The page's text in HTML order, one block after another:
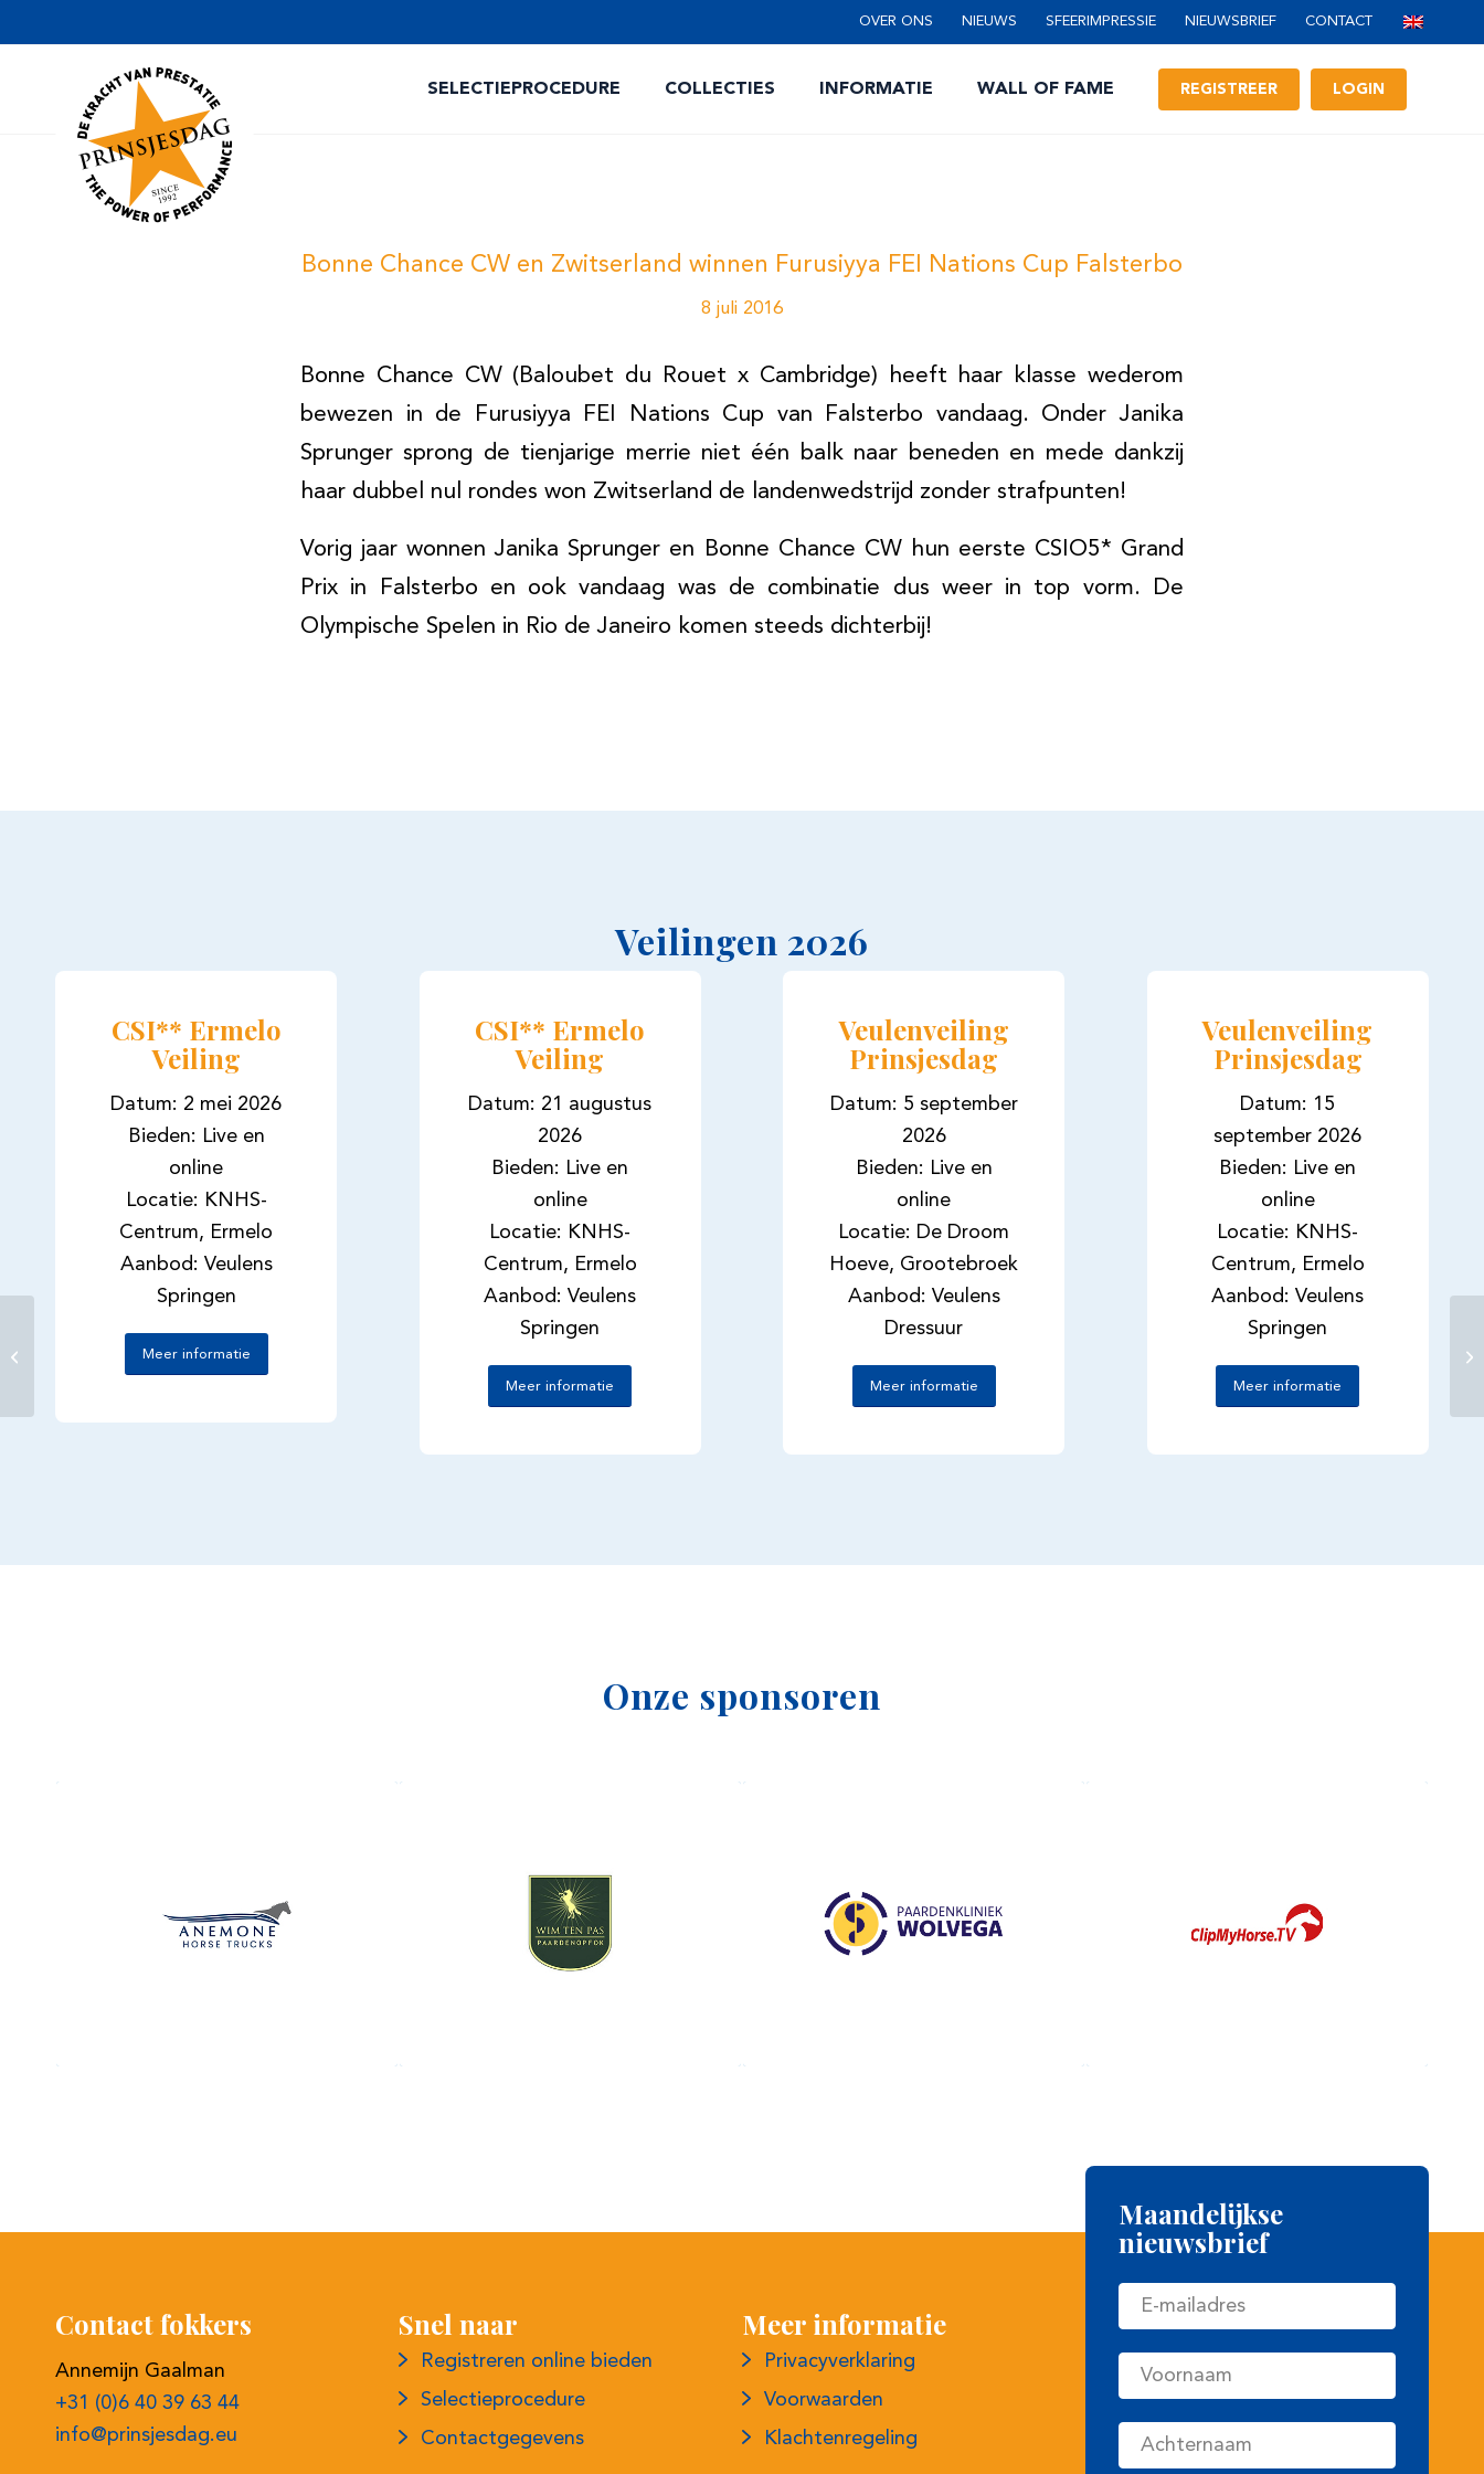
OVER ONS NIEUWS SFEERIMPRESSIE NIEUWSBRIEF CONTACT
SELECTIEPROCEDURE COLLECTIES INFORMATIE WALL OF FAME REGISTREER LOGIN
Bonne Chance CW en Zwitserland winnen Furusiyya FEI Nations Cup Falsterbo
8 juli 2016
Bonne Chance CW (Baloubet du Rouet x Cambridge) heeft haar klasse wederom
bewezen in de Furusiyya FEI Nations Cup van Falsterbo vandaag. Onder Janika
Sprunger sprong de tienjarige merrie niet één balk naar beneden en mede dankzij
haar dubbel nul rondes won Zwitserland de landenwedstrijd zonder strafpunten!
Vorig jaar wonnen Janika Sprunger en Bonne Chance CW hun eerste CSIO5* Grand
Prix in Falsterbo en ook vandaag was de combinatie dus weer in top vorm. De
Olympische Spelen in Rio de Janeiro komen steeds dichterbij!
Veilingen 2026
CSI** Ermelo
Veiling
Datum: 2 mei 2026
Bieden: Live en
online
Locatie: KNHS-
Centrum, Ermelo
Aanbod: Veulens
Springen
Meer informatie
CSI** Ermelo
Veiling
Datum: 21 augustus
2026
Bieden: Live en
online
Locatie: KNHS-
Centrum, Ermelo
Aanbod: Veulens
Springen
Meer informatie
Veulenveiling
Prinsjesdag
Datum: 5 september
2026
Bieden: Live en
online
Locatie: De Droom
Hoeve, Grootebroek
Aanbod: Veulens
Dressuur
Meer informatie
Veulenveiling
Prinsjesdag
Datum: 15
september 2026
Bieden: Live en
online
Locatie: KNHS-
Centrum, Ermelo
Aanbod: Veulens
Springen
Meer informatie
Onze sponsoren
Contact fokkers
Annemijn Gaalman
+31 (0)6 40 39 63 44
info@prinsjesdag.eu
Snel naar
Registreren online bieden
Selectieprocedure
Contactgegevens
Meer informatie
Privacyverklaring
Voorwaarden
Klachtenregeling
Maandelijkse
nieuwsbrief
Dressage Sales World